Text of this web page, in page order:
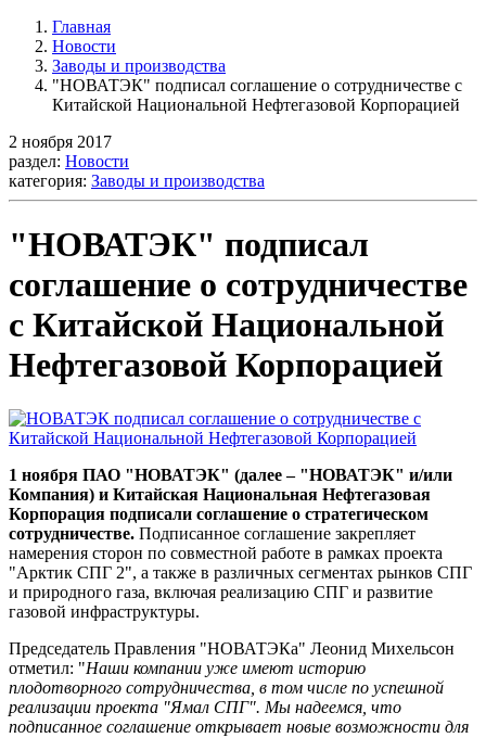
Главная
Новости
Заводы и производства
"НОВАТЭК" подписал соглашение о сотрудничестве с
Китайской Национальной Нефтегазовой Корпорацией
2 ноября 2017
раздел: Новости
категория: Заводы и производства
"НОВАТЭК" подписал
соглашение о сотрудничестве
с Китайской Национальной
Нефтегазовой Корпорацией
1 ноября ПАО "НОВАТЭК" (далее – "НОВАТЭК" и/или
Компания) и Китайская Национальная Нефтегазовая
Корпорация подписали соглашение о стратегическом
сотрудничестве. Подписанное соглашение закрепляет
намерения сторон по совместной работе в рамках проекта
"Арктик СПГ 2", а также в различных сегментах рынков СПГ
и природного газа, включая реализацию СПГ и развитие
газовой инфраструктуры.
Председатель Правления "НОВАТЭКа" Леонид Михельсон
отметил: "Наши компании уже имеют историю
плодотворного сотрудничества, в том числе по успешной
реализации проекта "Ямал СПГ". Мы надеемся, что
подписанное соглашение открывает новые возможности для